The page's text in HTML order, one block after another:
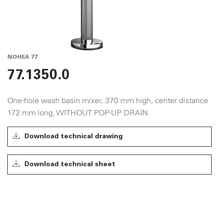
NOHEA 77
77.1350.0
One-hole wash basin mixer, 370 mm high, center distance
172 mm long, WITHOUT POP-UP DRAIN.
Download technical drawing
Download technical sheet